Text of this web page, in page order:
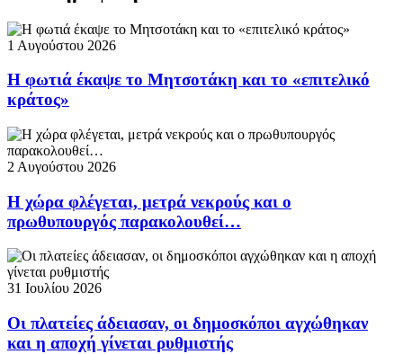
1 Αυγούστου 2026
Η φωτιά έκαψε το Μητσοτάκη και το «επιτελικό
κράτος»
2 Αυγούστου 2026
Η χώρα φλέγεται, μετρά νεκρούς και ο
πρωθυπουργός παρακολουθεί…
31 Ιουλίου 2026
Οι πλατείες άδειασαν, οι δημοσκόποι αγχώθηκαν
και η αποχή γίνεται ρυθμιστής